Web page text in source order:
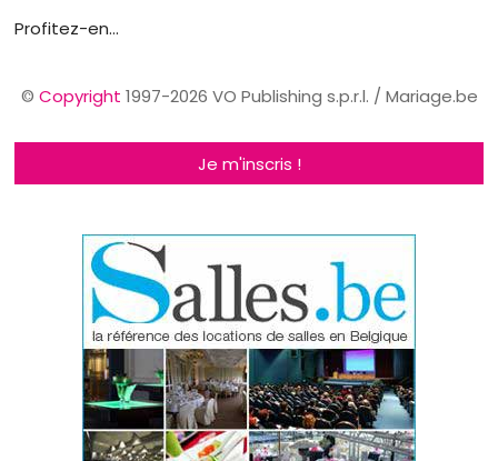
Profitez-en…
© Copyright 1997-2026 VO Publishing s.p.r.l. / Mariage.be
Je m'inscris !